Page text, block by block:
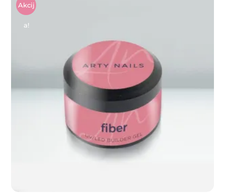
Akcij
A!